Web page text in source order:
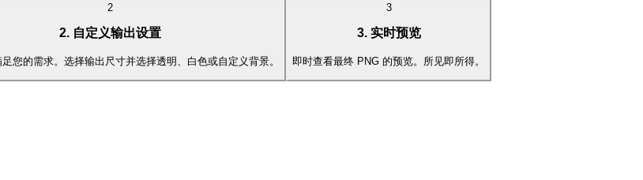
2
2. 自定义输出设置
您的需求。选择输出尺寸并选择透明、白色或自定义背景。
3
3. 实时预览
即时查看最终 PNG 的预览。所见即所得。